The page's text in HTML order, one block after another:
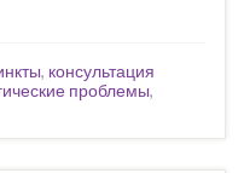
, консультация
проблемы,